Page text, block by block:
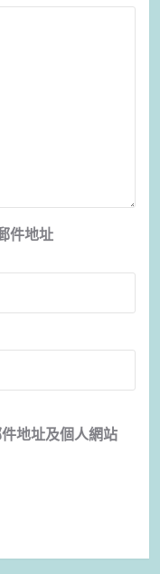
件地址
地址及個人網站